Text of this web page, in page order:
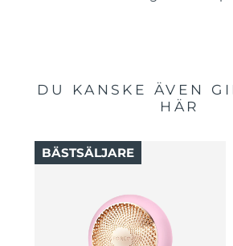
DU KANSKE ÄVEN
HÄR
BÄSTSÄLJARE